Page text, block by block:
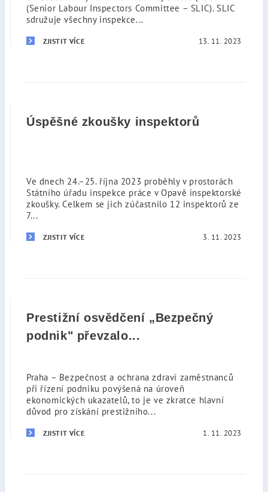
(Senior Labour Inspectors Committee – SLIC). SLIC
sdružuje všechny inspekce...
ZJISTIT VÍCE 13. 11. 2023
Úspěšné zkoušky inspektorů
Ve dnech 24.–25. října 2023 proběhly v prostorách
Státního úřadu inspekce práce v Opavě inspektorské
zkoušky. Celkem se jich zúčastnilo 12 inspektorů ze
7...
ZJISTIT VÍCE 3. 11. 2023
Prestižní osvědčení „Bezpečný
podnik" převzalo...
Praha – Bezpečnost a ochrana zdraví zaměstnanců
při řízení podniku povýšená na úroveň
ekonomických ukazatelů, to je ve zkratce hlavní
důvod pro získání prestižního...
ZJISTIT VÍCE 1. 11. 2023